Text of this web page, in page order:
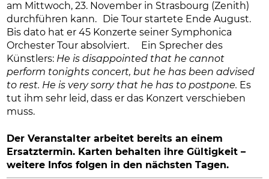
am Mittwoch, 23. November in Strasbourg (Zenith)
durchführen kann. Die Tour startete Ende August.
Bis dato hat er 45 Konzerte seiner Symphonica
Orchester Tour absolviert. Ein Sprecher des
Künstlers: He is disappointed that he cannot
perform tonights concert, but he has been advised
to rest. He is very sorry that he has to postpone. Es
tut ihm sehr leid, dass er das Konzert verschieben
muss.
Der Veranstalter arbeitet bereits an einem
Ersatztermin. Karten behalten ihre Gültigkeit –
weitere Infos folgen in den nächsten Tagen.